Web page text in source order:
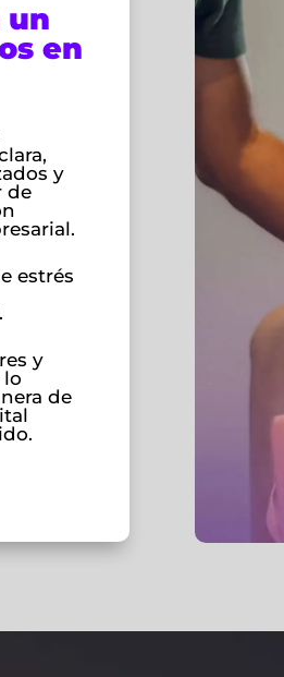
un
en
y
de
estrés
y
lo
de